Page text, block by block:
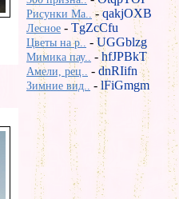
Рисунки Ma..-qakjOXB
Лесное - TgZcCfu
Цветы на р.. -UGGblzg
Мимика пау.. -hfJPBkT
Амели, рец.. - dnRIifn
Зимние вид.. - lFiGmgm